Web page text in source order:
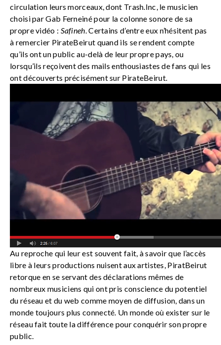
circulation leurs morceaux, dont Trash.Inc, le musicien
choisi par Gab Ferneiné pour la colonne sonore de sa
propre vidéo : Safineh. Certains d’entre eux n’hésitent pas
à remercier PirateBeirut quand ils se rendent compte
qu’ils ont un public au-delà de leur propre pays, ou
lorsqu’ils reçoivent des mails enthousiastes de fans qui les
ont découverts précisément sur PirateBeirut.
Au reproche qui leur est souvent fait, à savoir que l’accès
libre à leurs productions nuisent aux artistes, PiratBeirut
retorque en se servant des déclarations mêmes de
nombreux musiciens qui ont pris conscience du potentiel
du réseau et du web comme moyen de diffusion, dans un
monde toujours plus connecté. Un monde où exister sur le
réseau fait toute la différence pour conquérir son propre
public.